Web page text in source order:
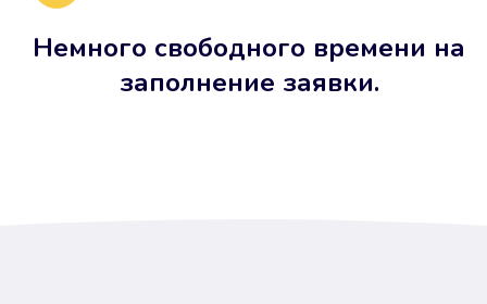
Немного свободного времени на
заполнение заявки.